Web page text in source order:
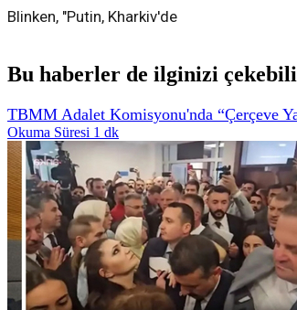
Blinken, "Putin, Kharkiv'de
Bu haberler de ilginizi
TBMM Adalet Komisyonu'nda “Çerçeve
Okuma Süresi 1 dk